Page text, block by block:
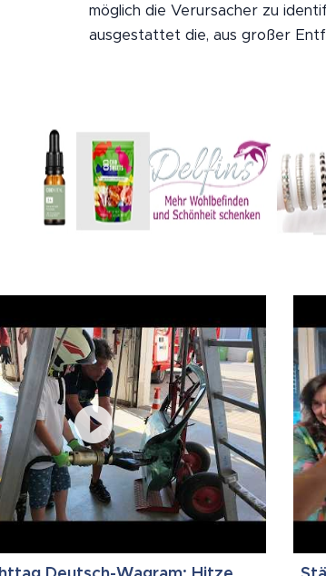
möglich die Verursacher zu
ausgestattet die, aus großer